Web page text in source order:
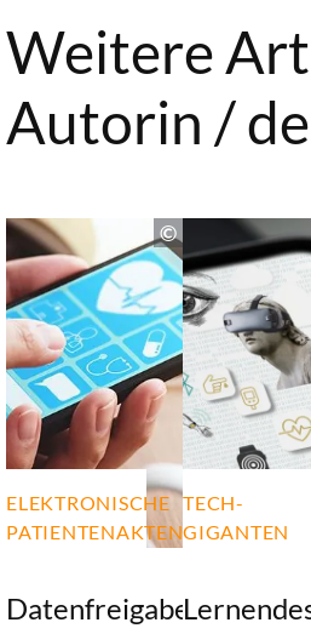
Weitere
Autorin /
ELEKTRONISCHE
PATIENTENAKTEN
Datenfreigabe
TECH-
GIGANTEN